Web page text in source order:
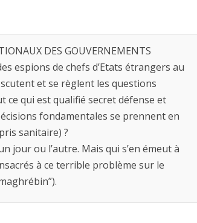
DES GOUVERNEMENTS
espions de chefs d’Etats étrangers au
et se règlent les questions
ce qui est qualifié secret défense et
fondamentales se prennent en
sanitaire) ?
jour ou l’autre. Mais qui s’en émeut à
à ce terrible problème sur le